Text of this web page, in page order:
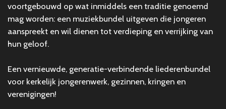
voortgebouwd op wat inmiddels een traditie genoemd
mag worden: een muziekbundel uitgeven die jongeren
aanspreekt en wil dienen tot verdieping en verrijking van
hun geloof.
Een vernieuwde, generatie-verbindende liederenbundel
voor kerkelijk jongerenwerk, gezinnen, kringen en
verenigingen!